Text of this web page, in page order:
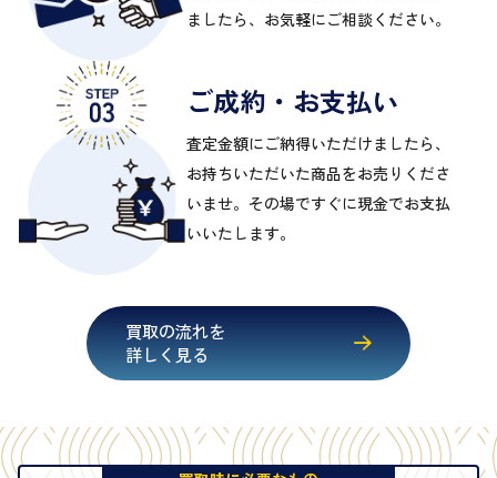
ましたら、お気軽にご相談ください。
ご成約・お支払い
査定金額にご納得いただけましたら、
お持ちいただいた商品をお売りくださ
いませ。その場ですぐに現金でお支払
いいたします。
買取の流れを
詳しく見る